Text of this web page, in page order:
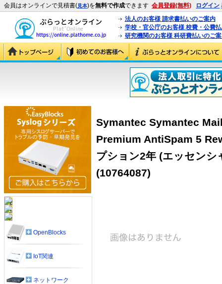
会員はオンラインで見積書(見本)を無料で作成できます 会員登録(無料) ログイン
法人のお客様 請求書払いのご案内
学校・官公庁のお客様 校費・公費
研究機関のお客様 科研費払いのご
Symantec Symantec
Premium AntiSpam 5
プション2年 (エッセンシ
(10764087)
OpenBlocks
IoT関連
ネットワーク